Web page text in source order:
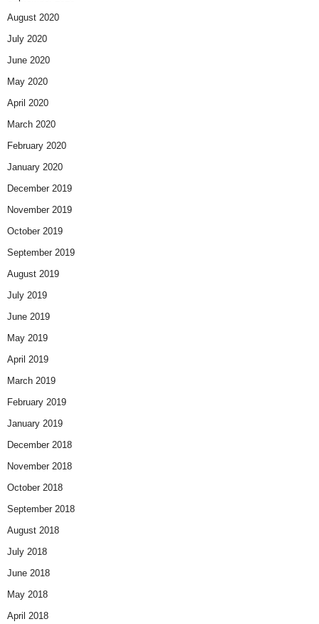
August 2020
July 2020
June 2020
May 2020
April 2020
March 2020
February 2020
January 2020
December 2019
November 2019
October 2019
September 2019
August 2019
July 2019
June 2019
May 2019
April 2019
March 2019
February 2019
January 2019
December 2018
November 2018
October 2018
September 2018
August 2018
July 2018
June 2018
May 2018
April 2018